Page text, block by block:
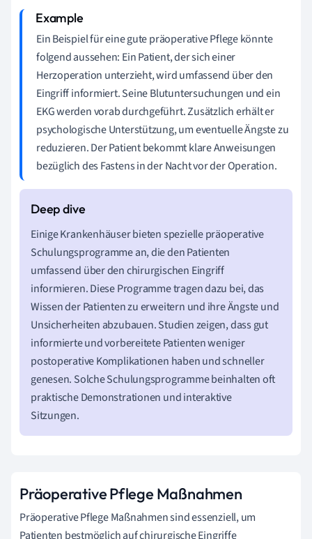
Ein Beispiel für eine gute präoperative Pflege könnte
folgend aussehen: Ein Patient, der sich einer
Herzoperation unterzieht, wird umfassend über den
Eingriff informiert. Seine Blutuntersuchungen und ein
EKG werden vorab durchgeführt. Zusätzlich erhält er
psychologische Unterstützung, um eventuelle Ängste zu
reduzieren. Der Patient bekommt klare Anweisungen
bezüglich des Fastens in der Nacht vor der Operation.
Einige Krankenhäuser bieten spezielle präoperative
Schulungsprogramme an, die den Patienten
umfassend über den chirurgischen Eingriff
informieren. Diese Programme tragen dazu bei, das
Wissen der Patienten zu erweitern und ihre Ängste und
Unsicherheiten abzubauen. Studien zeigen, dass gut
informierte und vorbereitete Patienten weniger
postoperative Komplikationen haben und schneller
genesen. Solche Schulungsprogramme beinhalten oft
praktische Demonstrationen und interaktive
Sitzungen.
Präoperative Pflege Maßnahmen
Präoperative Pflege Maßnahmen sind essenziell, um
Patienten bestmöglich auf chirurgische Eingriffe